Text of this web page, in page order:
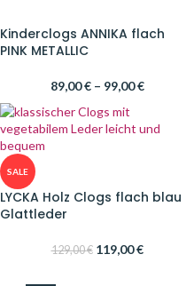
Kinderclogs ANNIKA flach
PINK METALLIC
89,00€ – 99,00€
SALE
LYCKA Holz Clogs flach blau
Glattleder
129,00€ 119,00€